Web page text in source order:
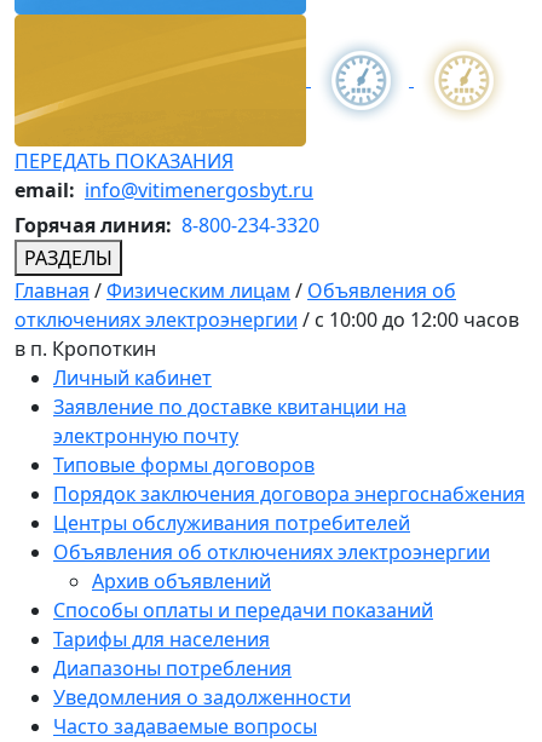
ПЕРЕДАТЬ ПОКАЗАНИЯ
email: info@vitimenergosbyt.ru
Горячая линия: 8-800-234-3320
РАЗДЕЛЫ
Главная /Физическим лицам / Объявления об
отключениях электроэнергии / с 10:00 до 12:00 часов
в п. Кропоткин
Личный кабинет
Заявление по доставке квитанции на
электронную почту
Типовые формы договоров
Порядок заключения договора энергоснабжения
Центры обслуживания потребителей
Объявления об отключениях электроэнергии
Архив объявлений
Способы оплаты и передачи показаний
Тарифы для населения
Диапазоны потребления
Уведомления о задолженности
Часто задаваемые вопросы